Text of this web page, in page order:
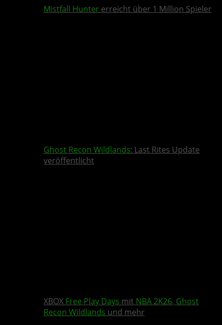
Mistfall Hunter erreicht über 1 Million Spieler
Ghost Recon Wildlands: Last Rites Update
veröffentlicht
XBOX Free Play Days mit NBA 2K26, Ghost
Recon Wildlands und mehr